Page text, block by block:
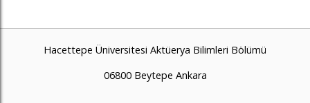
Hacettepe Üniversitesi Aktüerya Bilimleri Bölümü
06800 Beytepe Ankara